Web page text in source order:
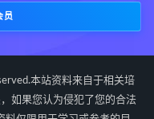
员
本站资料来自于相关培
如果您认为侵犯了您的合法